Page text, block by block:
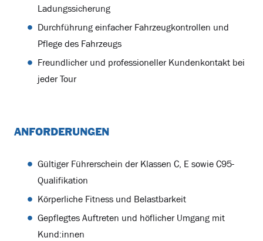
Ladungssicherung
Durchführung einfacher Fahrzeugkontrollen und
Pflege des Fahrzeugs
Freundlicher und professioneller Kundenkontakt bei
jeder Tour
ANFORDERUNGEN
Gültiger Führerschein der Klassen C, E sowie C95-
Qualifikation
Körperliche Fitness und Belastbarkeit
Gepflegtes Auftreten und höflicher Umgang mit
Kund:innen